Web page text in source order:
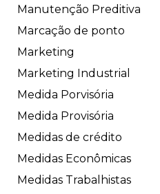
Manutenção Preditiva
Marcação de ponto
Marketing
Marketing Industrial
Medida Porvisória
Medida Provisória
Medidas de crédito
Medidas Econômicas
Medidas Trabalhistas